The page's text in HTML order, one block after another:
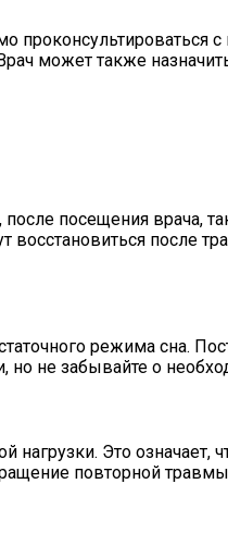
проконсультироваться
может также
посещения врача,
после
режима сна.
но не забывайте о
Это означает,
повторной